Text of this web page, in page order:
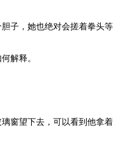
子，她也绝对会搓着拳头等
解释。
望下去，可以看到他拿